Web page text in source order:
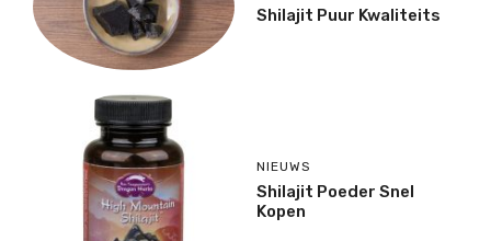
Shilajit Puur Kwaliteits
NIEUWS
Shilajit Poeder Snel
Kopen